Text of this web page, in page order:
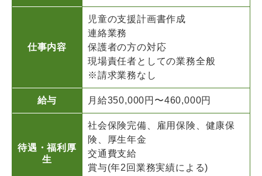
仕事内容
児童の支援計画書作成
連絡業務
保護者の方の対応
現場責任者としての業務全般
※請求業務なし
給与 月給350,000円〜460,000円
待遇・福利厚
生
社会保険完備、雇用保険、健康保
険、厚生年金
交通費支給
賞与(年2回業務実績による)